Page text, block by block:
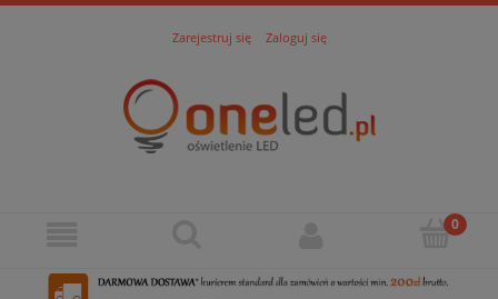
Zarejestruj się Zaloguj się